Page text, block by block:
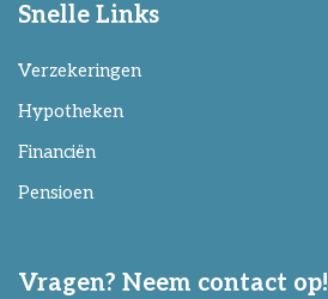
Snelle Links
Verzekeringen
Hypotheken
Financiën
Pensioen
Vragen? Neem contact op!